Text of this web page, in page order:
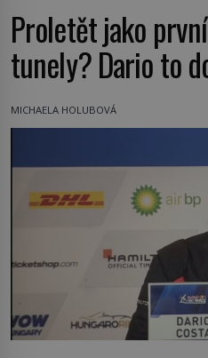
Proletět jako
tunely? Dario to
MICHAELA HOLUBOVÁ